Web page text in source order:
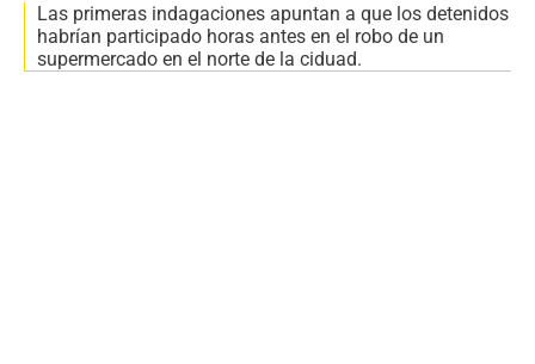
Las primeras indagaciones apuntan a que los detenidos
habrían participado horas antes en el robo de un
supermercado en el norte de la ciduad.